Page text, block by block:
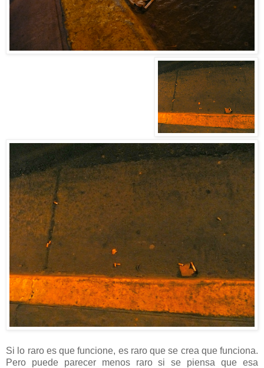
Si lo raro es que funcione, es raro que se crea que funciona.
Pero puede parecer menos raro si se piensa que esa